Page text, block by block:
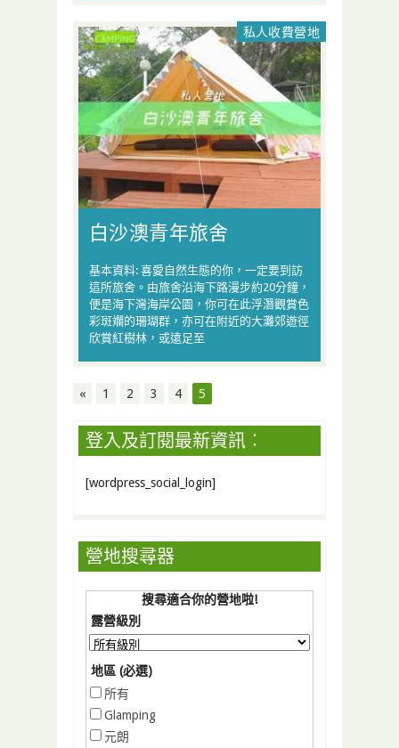
私人收費營地
白沙澳青年旅舍
基本資料: 喜愛自然生態的你，一定要到訪
這所旅舍。由旅舍沿海下路漫步約20分鐘，
便是海下灣海岸公園，你可在此浮潛觀賞色
彩斑斕的珊瑚群，亦可在附近的大灘郊遊徑
欣賞紅樹林，或遠足至
« 1 2 3 4 5
登入及訂閱最新資訊︰
[wordpress_social_login]
營地搜尋器
搜尋適合你的營地啦!
露營級別
地區 (必選)
所有
Glamping
元朗